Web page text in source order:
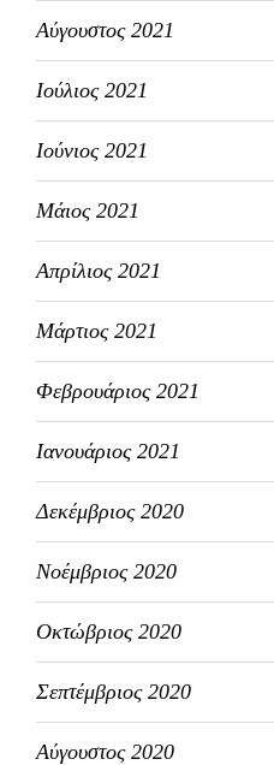
Αύγουστος 2021
Ιούλιος 2021
Ιούνιος 2021
Μάιος 2021
Απρίλιος 2021
Μάρτιος 2021
Φεβρουάριος 2021
Ιανουάριος 2021
Δεκέμβριος 2020
Νοέμβριος 2020
Οκτώβριος 2020
Σεπτέμβριος 2020
Αύγουστος 2020